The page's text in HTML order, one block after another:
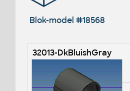
Blok-model #18568
32013-DkBluishGray